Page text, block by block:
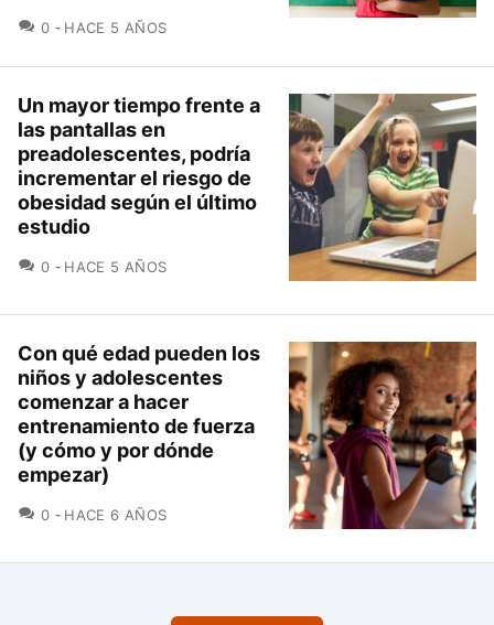
0 COMENTARIOS
HACE 5 AÑOS
Un mayor tiempo frente a
las pantallas en
preadolescentes, podría
incrementar el riesgo de
obesidad según el último
estudio
0 COMENTARIOS
HACE 5 AÑOS
Con qué edad pueden los
niños y adolescentes
comenzar a hacer
entrenamiento de fuerza
(y cómo y por dónde
empezar)
0 COMENTARIOS
HACE 6 AÑOS